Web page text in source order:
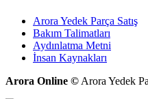
Arora Yedek Parça Satış
Bakım Talimatları
Aydınlatma Metni
İnsan Kaynakları
Arora Online © Arora Yedek